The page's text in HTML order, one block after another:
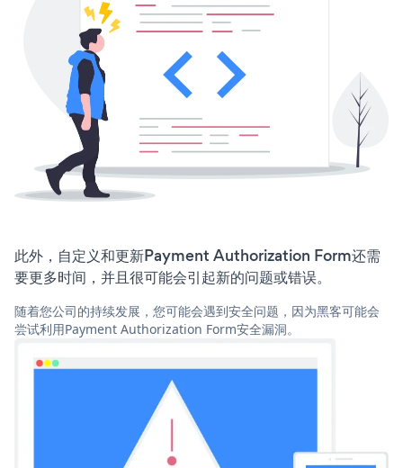
此外，自定义和更新Payment Authorization Form还需
要更多时间，并且很可能会引起新的问题或错误。
随着您公司的持续发展，您可能会遇到安全问题，因为黑客可能会
尝试利用Payment Authorization Form安全漏洞。